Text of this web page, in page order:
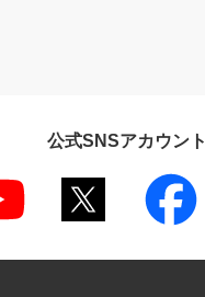
公式SNSアカウント